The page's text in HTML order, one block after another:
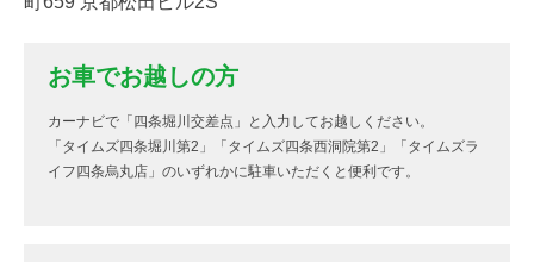
お車でお越しの方
カーナビで「四条堀川交差点」と入力してお越しください。
「タイムズ四条堀川第2」「タイムズ四条西洞院第2」「タイムズラ
イフ四条烏丸店」のいずれかに駐車いただくと便利です。